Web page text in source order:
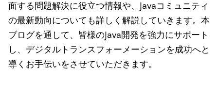
面する問題解決に役立つ情報や、Javaコミュニティ
の最新動向についても詳しく解説していきます。本
ブログを通して、皆様のJava開発を強力にサポート
し、デジタルトランスフォーメーションを成功へと
導くお手伝いをさせていただきます。